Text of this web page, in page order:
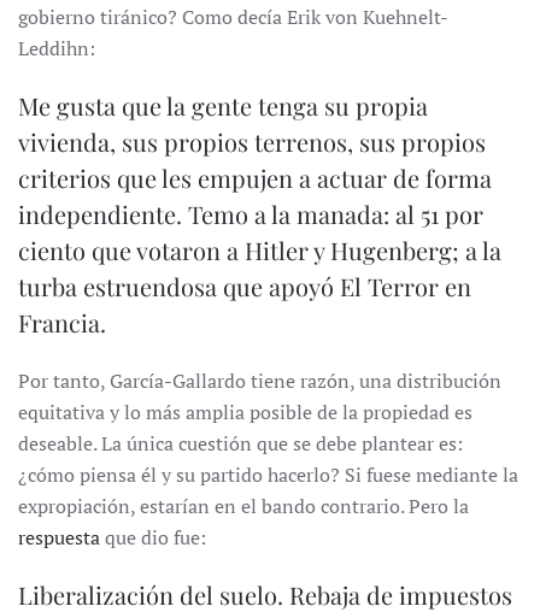
gobierno tiránico? Como decía Erik von Kuehnelt-
Leddihn:
Me gusta que la gente tenga su propia
vivienda, sus propios terrenos, sus propios
criterios que les empujen a actuar de forma
independiente. Temo a la manada: al 51 por
ciento que votaron a Hitler y Hugenberg; a la
turba estruendosa que apoyó El Terror en
Francia.
Por tanto, García-Gallardo tiene razón, una distribución
equitativa y lo más amplia posible de la propiedad es
deseable. La única cuestión que se debe plantear es:
¿cómo piensa él y su partido hacerlo? Si fuese mediante la
expropiación, estarían en el bando contrario. Pero la
respuestaque dio fue:
Liberalización del suelo. Rebaja de impuestos